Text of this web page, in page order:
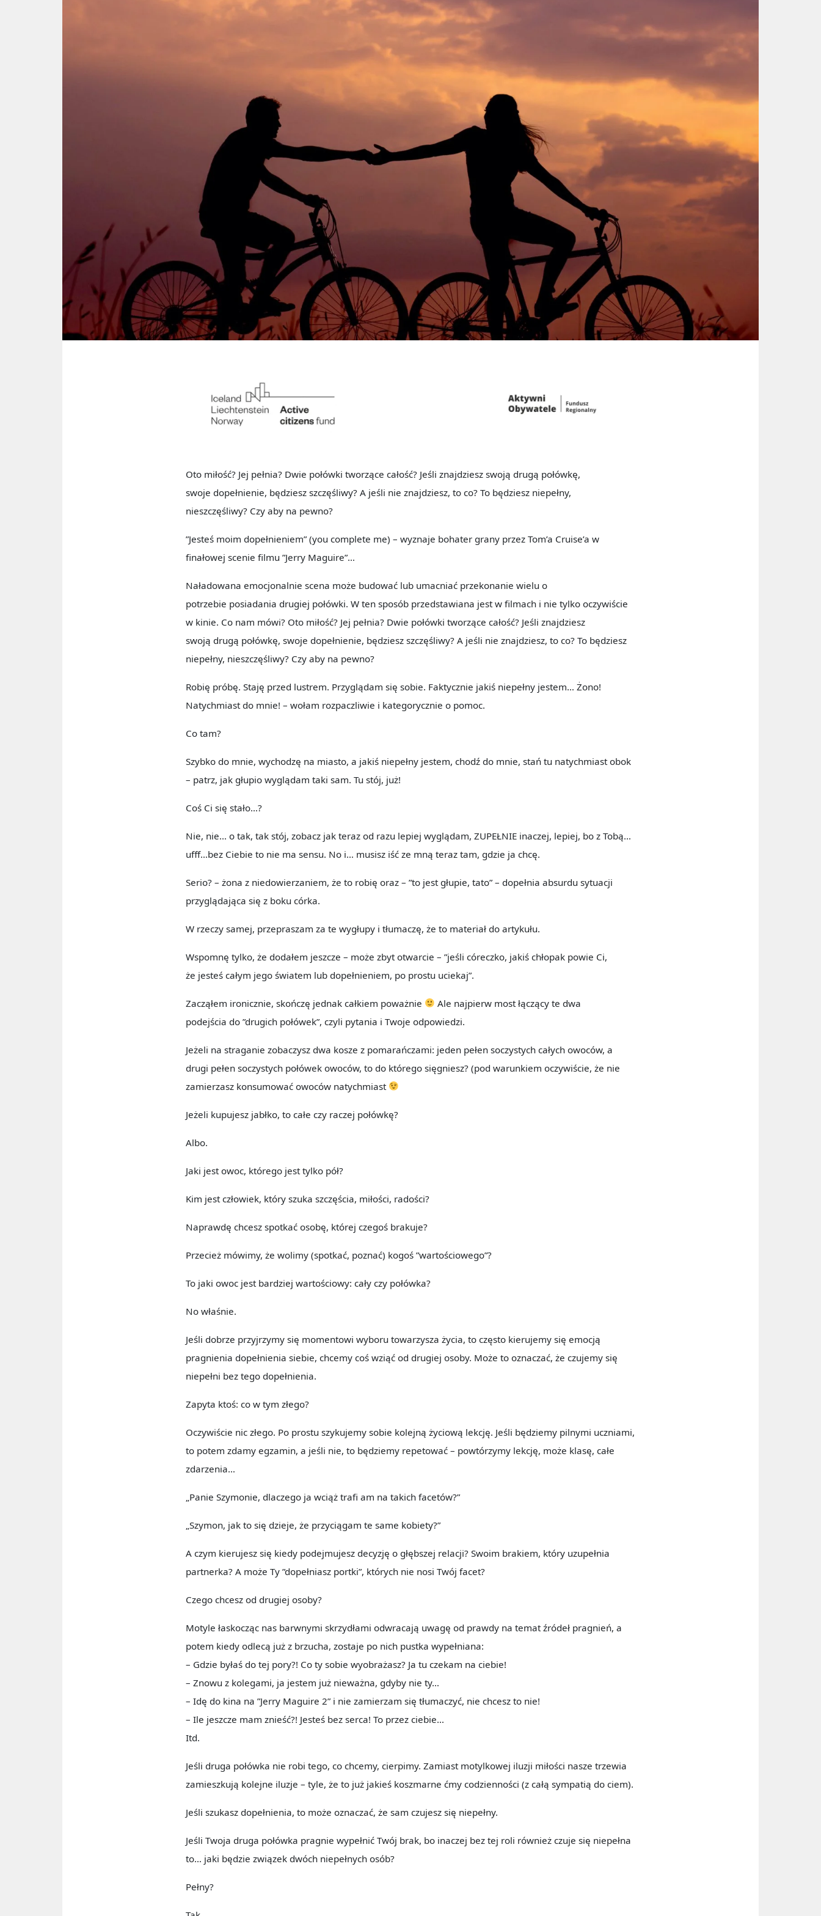
Oto miłość? Jej pełnia? Dwie połówki tworzące całość? Jeśli znajdziesz swoją drugą połówkę,
swoje dopełnienie, będziesz szczęśliwy? A jeśli nie znajdziesz, to co? To będziesz niepełny,
nieszczęśliwy? Czy aby na pewno?
”Jesteś moim dopełnieniem” (you complete me) – wyznaje bohater grany przez Tom’a Cruise’a w
finałowej scenie filmu ”Jerry Maguire”…
Naładowana emocjonalnie scena może budować lub umacniać przekonanie wielu o
potrzebie posiadania drugiej połówki. W ten sposób przedstawiana jest w filmach i nie tylko oczywiście
w kinie. Co nam mówi? Oto miłość? Jej pełnia? Dwie połówki tworzące całość? Jeśli znajdziesz
swoją drugą połówkę, swoje dopełnienie, będziesz szczęśliwy? A jeśli nie znajdziesz, to co? To będziesz
niepełny, nieszczęśliwy? Czy aby na pewno?
Robię próbę. Staję przed lustrem. Przyglądam się sobie. Faktycznie jakiś niepełny jestem… Żono!
Natychmiast do mnie! – wołam rozpaczliwie i kategorycznie o pomoc.
Co tam?
Szybko do mnie, wychodzę na miasto, a jakiś niepełny jestem, chodź do mnie, stań tu natychmiast obok
– patrz, jak głupio wyglądam taki sam. Tu stój, już!
Coś Ci się stało…?
Nie, nie… o tak, tak stój, zobacz jak teraz od razu lepiej wyglądam, ZUPEŁNIE inaczej, lepiej, bo z Tobą…
ufff…bez Ciebie to nie ma sensu. No i… musisz iść ze mną teraz tam, gdzie ja chcę.
Serio? – żona z niedowierzaniem, że to robię oraz – ”to jest głupie, tato” – dopełnia absurdu sytuacji
przyglądająca się z boku córka.
W rzeczy samej, przepraszam za te wygłupy i tłumaczę, że to materiał do artykułu.
Wspomnę tylko, że dodałem jeszcze – może zbyt otwarcie – ”jeśli córeczko, jakiś chłopak powie Ci,
że jesteś całym jego światem lub dopełnieniem, po prostu uciekaj”.
Zacząłem ironicznie, skończę jednak całkiem poważnie
Ale najpierw most łączący te dwa
podejścia do ”drugich połówek”, czyli pytania i Twoje odpowiedzi.
Jeżeli na straganie zobaczysz dwa kosze z pomarańczami: jeden pełen soczystych całych owoców, a
drugi pełen soczystych połówek owoców, to do którego sięgniesz? (pod warunkiem oczywiście, że nie
zamierzasz konsumować owoców natychmiast
Jeżeli kupujesz jabłko, to całe czy raczej połówkę?
Albo.
Jaki jest owoc, którego jest tylko pół?
Kim jest człowiek, który szuka szczęścia, miłości, radości?
Naprawdę chcesz spotkać osobę, której czegoś brakuje?
Przecież mówimy, że wolimy (spotkać, poznać) kogoś ”wartościowego”?
To jaki owoc jest bardziej wartościowy: cały czy połówka?
No właśnie.
Jeśli dobrze przyjrzymy się momentowi wyboru towarzysza życia, to często kierujemy się emocją
pragnienia dopełnienia siebie, chcemy coś wziąć od drugiej osoby. Może to oznaczać, że czujemy się
niepełni bez tego dopełnienia.
Zapyta ktoś: co w tym złego?
Oczywiście nic złego. Po prostu szykujemy sobie kolejną życiową lekcję. Jeśli będziemy pilnymi uczniami,
to potem zdamy egzamin, a jeśli nie, to będziemy repetować – powtórzymy lekcję, może klasę, całe
zdarzenia…
„Panie Szymonie, dlaczego ja wciąż trafi am na takich facetów?”
„Szymon, jak to się dzieje, że przyciągam te same kobiety?”
A czym kierujesz się kiedy podejmujesz decyzję o głębszej relacji? Swoim brakiem, który uzupełnia
partnerka? A może Ty ”dopełniasz portki”, których nie nosi Twój facet?
Czego chcesz od drugiej osoby?
Motyle łaskocząc nas barwnymi skrzydłami odwracają uwagę od prawdy na temat źródeł pragnień, a
potem kiedy odlecą już z brzucha, zostaje po nich pustka wypełniana:
– Gdzie byłaś do tej pory?! Co ty sobie wyobrażasz? Ja tu czekam na ciebie!
– Znowu z kolegami, ja jestem już nieważna, gdyby nie ty…
– Idę do kina na ”Jerry Maguire 2” i nie zamierzam się tłumaczyć, nie chcesz to nie!
– Ile jeszcze mam znieść?! Jesteś bez serca! To przez ciebie…
Itd.
Jeśli druga połówka nie robi tego, co chcemy, cierpimy. Zamiast motylkowej iluzji miłości nasze trzewia
zamieszkują kolejne iluzje – tyle, że to już jakieś koszmarne ćmy codzienności (z całą sympatią do ciem).
Jeśli szukasz dopełnienia, to może oznaczać, że sam czujesz się niepełny.
Jeśli Twoja druga połówka pragnie wypełnić Twój brak, bo inaczej bez tej roli również czuje się niepełna
to… jaki będzie związek dwóch niepełnych osób?
Pełny?